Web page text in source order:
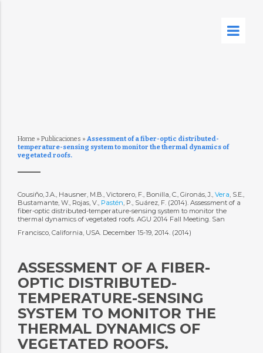
Home » Publicaciones » Assessment of a fiber-optic distributed-
temperature-sensing system to monitor the thermal dynamics of
vegetated roofs.
Cousiño, J.A., Hausner, M.B., Victorero, F., Bonilla, C., Gironás, J., Vera, S.E.,
Bustamante, W., Rojas, V., Pastén, P., Suárez, F. (2014). Assessment of a
fiber-optic distributed-temperature-sensing system to monitor the
thermal dynamics of vegetated roofs. AGU 2014 Fall Meeting. San
Francisco, California, USA. December 15-19, 2014. (2014)
ASSESSMENT OF A FIBER-
OPTIC DISTRIBUTED-
TEMPERATURE-SENSING
SYSTEM TO MONITOR THE
THERMAL DYNAMICS OF
VEGETATED ROOFS.